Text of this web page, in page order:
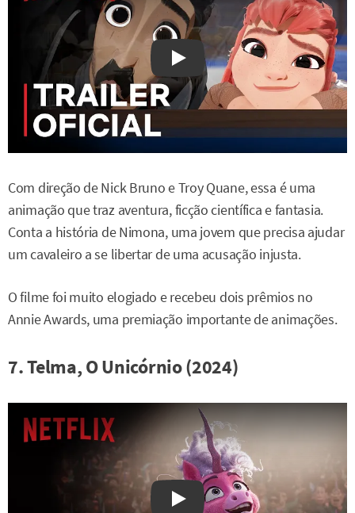
Watch on YouTube
Com direção de Nick Bruno e Troy Quane, essa é uma
animação que traz aventura, ficção científica e fantasia.
Conta a história de Nimona, uma jovem que precisa ajudar
um cavaleiro a se libertar de uma acusação injusta.
O filme foi muito elogiado e recebeu dois prêmios no
Annie Awards, uma premiação importante de animações.
7. Telma, O Unicórnio (2024)
Watch on YouTube